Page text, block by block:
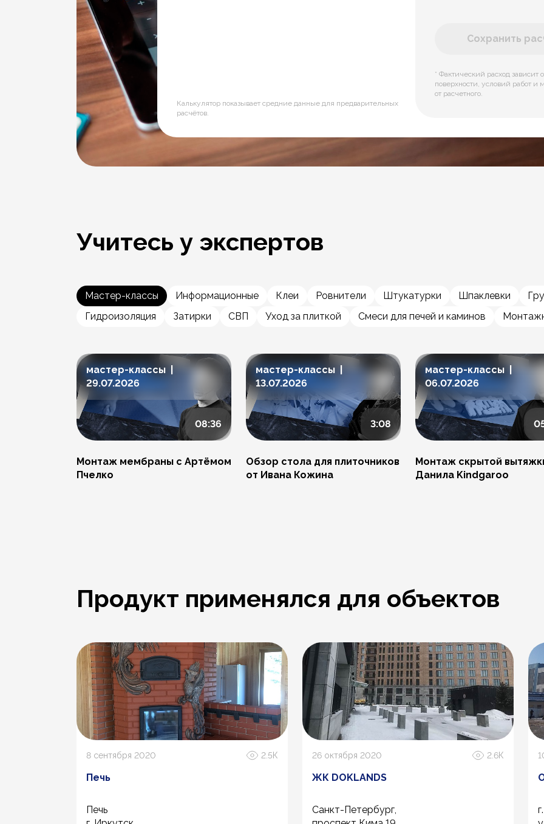
Калькулятор показывает средние данные для предварительных
расчётов.
Сохранить
* Фактический расход зависит
поверхности, условий работ и
от расчетного.
Учитесь у экспертов
Мастер-классы Информационные Клеи Ровнители Штукатурки Шпаклевки
Гидроизоляция
Затирки СВП Уход за плиткой Смеси для печей и каминов
мастер-классы |
29.07.2026
08:36
Монтаж мембраны с Артёмом
Пчелко
мастер-классы |
13.07.2026
3:08
Обзор стола для плиточников
от Ивана Кожина
мастер-классы |
06.07.2026
Монтаж скрытой
Данила Kindgaroo
Продукт применялся для объектов
8 сентября 2020 2.5К
Печь
Печь
26 октября 2020 2.6К
ЖК DOKLANDS
Санкт-Петербург,